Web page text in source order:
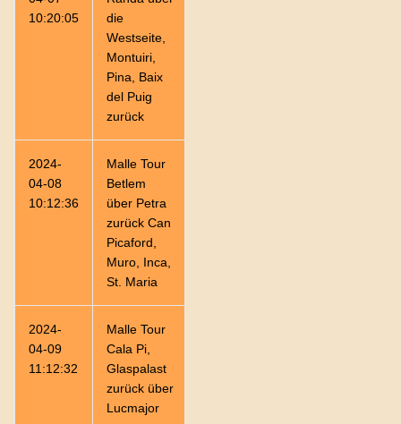
10:20:05
die
Westseite,
Montuiri,
Pina, Baix
del Puig
zurück
2024-
04-08
10:12:36
Malle Tour
Betlem
über Petra
zurück Can
Picaford,
Muro, Inca,
St. Maria
2024-
04-09
11:12:32
Malle Tour
Cala Pi,
Glaspalast
zurück über
Lucmajor